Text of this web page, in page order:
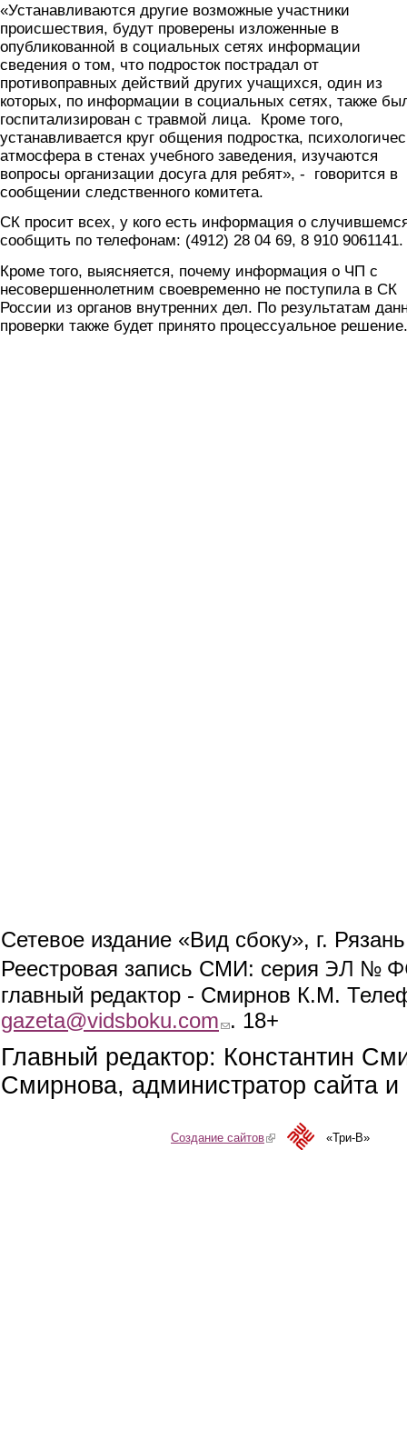
«Устанавливаются другие возможные участники
происшествия, будут проверены изложенные в
опубликованной в социальных сетях информации
сведения о том, что подросток пострадал от
противоправных действий других учащихся, один из
которых, по информации в социальных сетях, также
госпитализирован с травмой лица. Кроме того,
устанавливается круг общения подростка,
атмосфера в стенах учебного заведения, изучаются
вопросы организации досуга для ребят», - говорится в
сообщении следственного комитета.
СК просит всех, у кого есть информация о
сообщить по телефонам: (4912) 28 04 69, 8 910 9061141.
Кроме того, выясняется, почему информация о ЧП с
несовершеннолетним своевременно не поступила в СК
России из органов внутренних дел. По результатам
проверки также будет принято процессуальное решение.
Сетевое издание «Вид сбоку», г.
Реестровая запись СМИ: серия ЭЛ №
главный редактор - Смирнов К.М.
gazeta@vidsboku.com (link sends e-mail)
. 18+
Главный редактор: Константин
Смирнова, администратор сайта
Создание сайтов(link is external)«Три-В»